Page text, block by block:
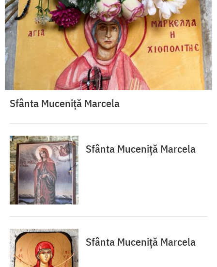
Sfânta Muceniță Marcela
Sfânta Muceniță Marcela
Sfânta Muceniță Marcela